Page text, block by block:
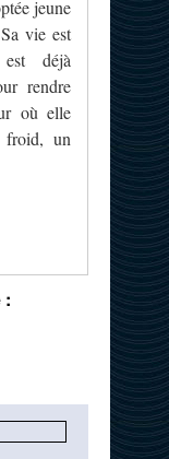
jeune
vie est
déjà
rendre
où elle
froid, un
: